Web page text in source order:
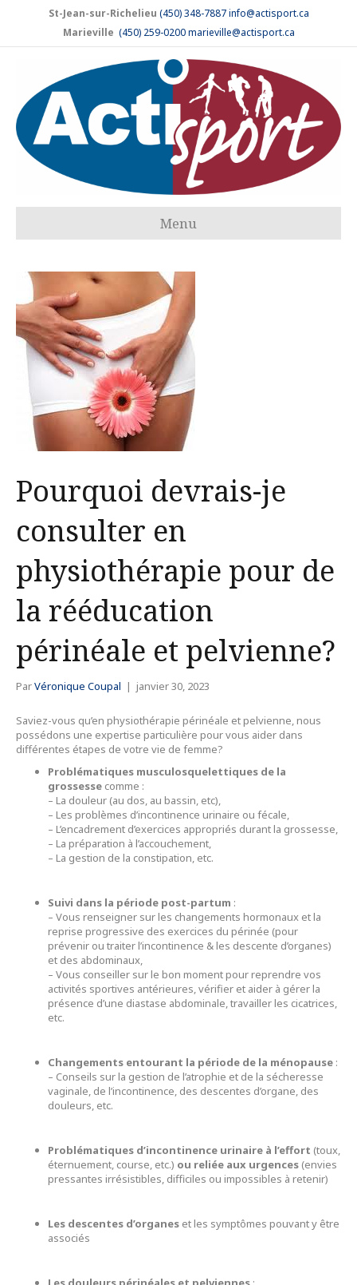
St-Jean-sur-Richelieu (450) 348-7887info@actisport.ca
Marieville (450) 259-0200marieville@actisport.ca
Menu
Pourquoi devrais-je
consulter en
physiothérapie pour de
la rééducation
périnéale et pelvienne?
ParVéronique Coupal | janvier 30, 2023
Saviez-vous qu’en physiothérapie périnéale et pelvienne, nous
possédons une expertise particulière pour vous aider dans
différentes étapes de votre vie de femme?
Problématiques musculosquelettiques de la
grossesse comme :
– La douleur (au dos, au bassin, etc),
– Les problèmes d’incontinence urinaire ou fécale,
– L’encadrement d’exercices appropriés durant la grossesse,
– La préparation à l’accouchement,
– La gestion de la constipation, etc.
Suivi dans la période post-partum :
– Vous renseigner sur les changements hormonaux et la
reprise progressive des exercices du périnée (pour
prévenir ou traiter l’incontinence & les descente d’organes)
et des abdominaux,
– Vous conseiller sur le bon moment pour reprendre vos
activités sportives antérieures, vérifier et aider à gérer la
présence d’une diastase abdominale, travailler les cicatrices,
etc.
Changements entourant la période de la ménopause :
– Conseils sur la gestion de l’atrophie et de la sécheresse
vaginale, de l’incontinence, des descentes d’organe, des
douleurs, etc.
Problématiques d’incontinence urinaire à l’effort (toux,
éternuement, course, etc.) ou reliée aux urgences (envies
pressantes irrésistibles, difficiles ou impossibles à retenir)
Les descentes d’organes et les symptômes pouvant y être
associés